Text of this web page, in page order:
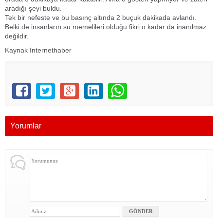
aradığı şeyi buldu.
Tek bir nefeste ve bu basınç altında 2 buçuk dakikada avlandı.
Belki de insanların su memelileri olduğu fikri o kadar da inanılmaz
değildir.
Kaynak İnternethaber
Yorumlar